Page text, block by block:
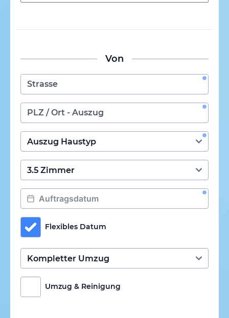
Von
Flexibles Datum
Umzug & Reinigung